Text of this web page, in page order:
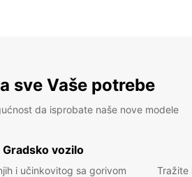
sve Vaše potrebe
da isprobate naše nove modele
Gradsko vozilo
i učinkovitog sa gorivom
Tražite